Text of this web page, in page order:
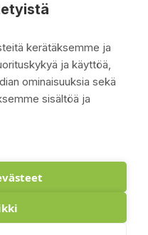
kerätäksemme ja
ja käyttöä,
ominaisuuksia sekä
sisältöä ja
